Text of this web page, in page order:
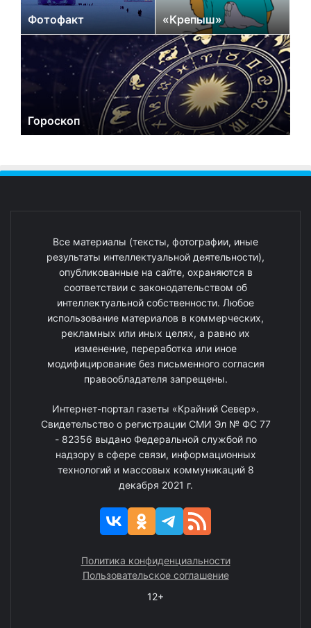
Фотофакт «Крепыш»
Гороскоп
Все материалы (тексты, фотографии, иные
результаты интеллектуальной деятельности),
опубликованные на сайте, охраняются в
соответствии с законодательством об
интеллектуальной собственности. Любое
использование материалов в коммерческих,
рекламных или иных целях, а равно их
изменение, переработка или иное
модифицирование без письменного согласия
правообладателя запрещены.
Интернет-портал газеты «Крайний Север».
Свидетельство о регистрации СМИ Эл № ФС 77
- 82356 выдано Федеральной службой по
надзору в сфере связи, информационных
технологий и массовых коммуникаций 8
декабря 2021 г.
Политика конфиденциальности
Пользовательское соглашение
12+